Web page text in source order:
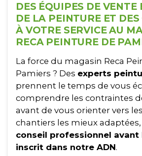
DES ÉQUIPES DE VENTE
DE LA PEINTURE ET DES
À VOTRE SERVICE AU
RECA PEINTURE DE
La force du magasin Reca
Pamiers ? Des experts
prennent le temps de vous
comprendre les contraintes
avant de vous orienter vers
chantiers les mieux adaptées,
conseil professionnel avant
inscrit dans notre ADN.